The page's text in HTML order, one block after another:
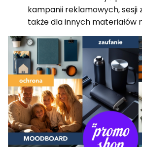
kampanii reklamowych, sesji
także dla innych materiałów